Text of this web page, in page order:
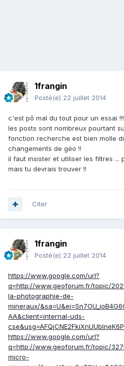
1frangin
Posté(e) 22 juillet 2014
c'est pô mal du tout pour un essai
les posts sont nombreux pourtant
fonction recherche est bien molle
changements de géo !!
il faut insister et utiliser les filtres ...
mais tu devrais trouver !!
Citer
1frangin
Posté(e) 22 juillet 2014
https://www.google.com/url?
q=http://www.geoforum.fr/topic/
la-photographie-de-
mineraux/
AA&client=internal-uds-
https://www.google.com/url?
q=http://www.geoforum.fr/topic/
micro-